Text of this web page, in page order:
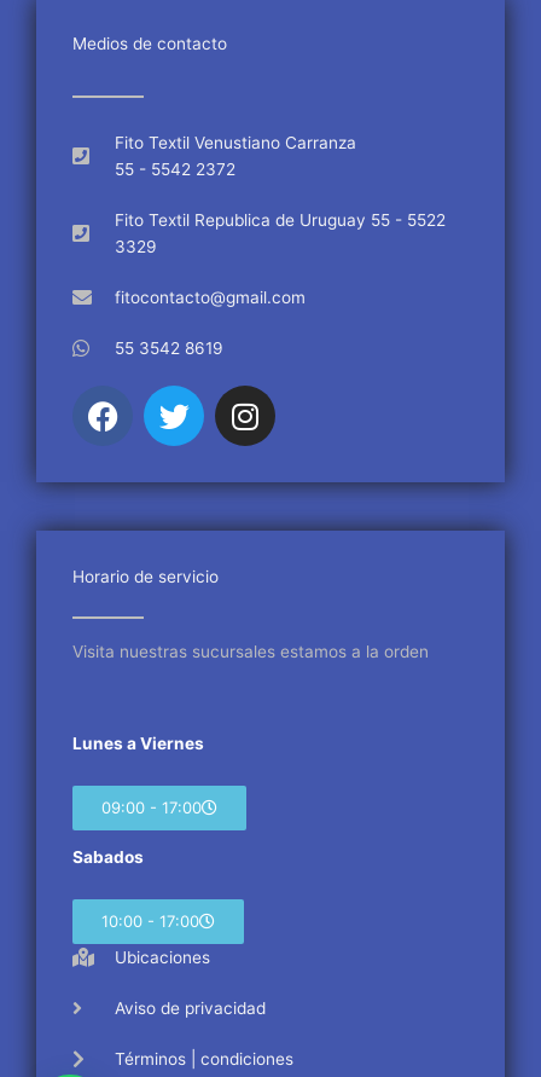
Medios de contacto
Fito Textil Venustiano Carranza
55 - 5542 2372
Fito Textil Republica de Uruguay 55 - 5522
3329
fitocontacto@gmail.com
55 3542 8619
F
a
e
b
o
k
T
w
t
t
r
I
n
t
a
m
Horario de servicio
Visita nuestras sucursales estamos a la orden
Lunes a Viernes
09:00 - 17:00
Sabados
10:00 - 17:00
Ubicaciones
Aviso de privacidad
Términos | condiciones